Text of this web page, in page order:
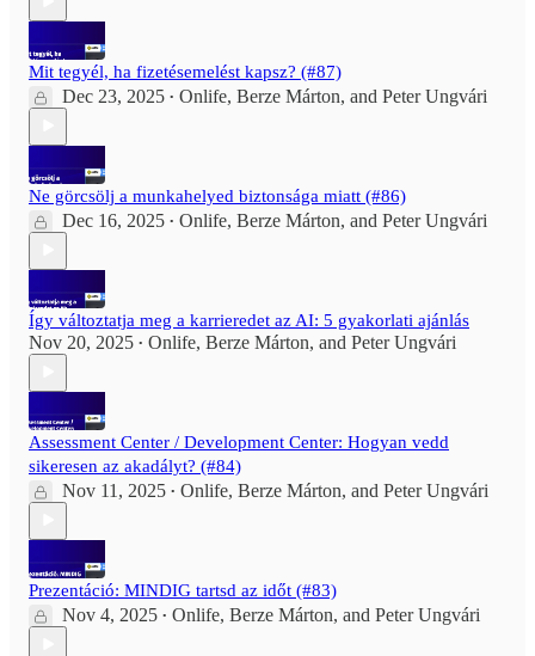
Mit tegyél, ha fizetésemelést kapsz? (#87)
Dec 23, 2025 • Onlife, Berze Márton, and Peter Ungvári
Ne görcsölj a munkahelyed biztonsága miatt (#86)
Dec 16, 2025 • Onlife, Berze Márton, and Peter Ungvári
Így változtatja meg a karrieredet az AI: 5 gyakorlati ajánlás
Nov 20, 2025 • Onlife, Berze Márton, and Peter Ungvári
Assessment Center / Development Center: Hogyan vedd
sikeresen az akadályt? (#84)
Nov 11, 2025 • Onlife, Berze Márton, and Peter Ungvári
Prezentáció: MINDIG tartsd az időt (#83)
Nov 4, 2025 • Onlife, Berze Márton, and Peter Ungvári